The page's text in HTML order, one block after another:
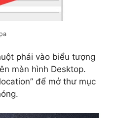
phải vào biểu tượng
màn hình Desktop.
để mở thư mục